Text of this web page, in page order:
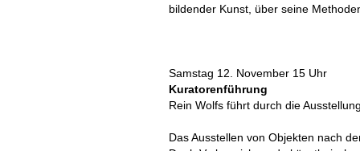
bildender Kunst, über seine
Samstag 12. November 15 Uhr
Kuratorenführung
Rein Wolfs führt durch die
Das Ausstellen von Objekten nach